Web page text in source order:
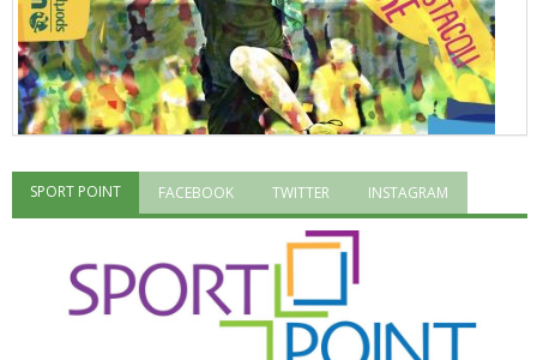
"Superare gli ostacoli": la relazione di Tiziano Pesce al CN Uisp
SPORT POINT FACEBOOK TWITTER INSTAGRAM